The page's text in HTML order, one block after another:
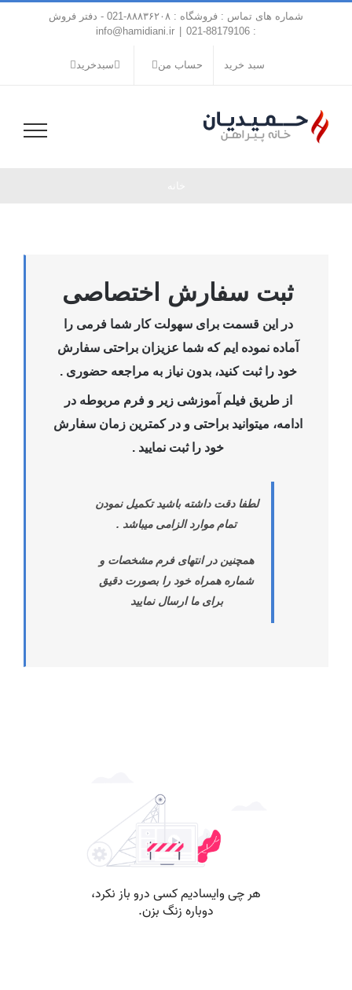
شماره های تماس : فروشگاه : ۸۸۸۳۶۲۰۸-021 - دفتر فروش
: 88179106-021
info@hamidiani.ir
سبد خرید حساب من سبدخرید
ثبت سفارش اختصاصی
در این قسمت برای سهولت کار شما فرمی را
آماده نموده ایم که شما عزیزان براحتی سفارش
خود را ثبت کنید، بدون نیاز به مراجعه حضوری .
از طریق فیلم آموزشی زیر و فرم مربوطه در
ادامه، میتوانید براحتی و در کمترین زمان سفارش
خود را ثبت نمایید .
لطفا دقت داشته باشید تکمیل نمودن
تمام موارد الزامی میباشد .
همچنین در انتهای فرم مشخصات و
شماره همراه خود را بصورت دقیق
برای ما ارسال نمایید